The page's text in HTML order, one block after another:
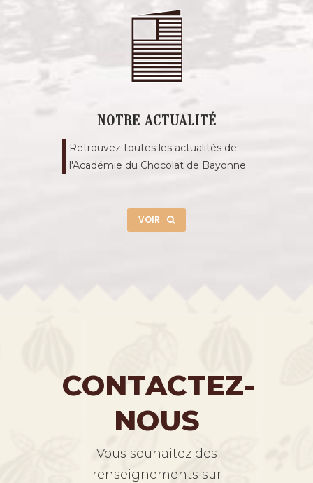
NOTRE ACTUALITÉ
Retrouvez toutes les actualités de
l'Académie du Chocolat de Bayonne
VOIR
CONTACTEZ-
NOUS
Vous souhaitez des
renseignements sur